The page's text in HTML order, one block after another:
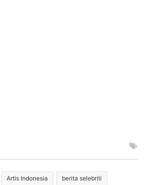
Artis Indonesia berita selebriti